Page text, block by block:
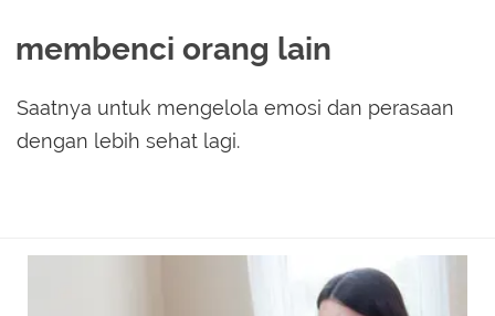
membenci orang lain
Saatnya untuk mengelola emosi dan perasaan
dengan lebih sehat lagi.